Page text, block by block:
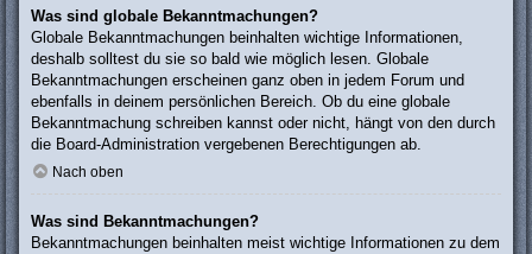
Was sind globale Bekanntmachungen?
Globale Bekanntmachungen beinhalten wichtige Informationen,
deshalb solltest du sie so bald wie möglich lesen. Globale
Bekanntmachungen erscheinen ganz oben in jedem Forum und
ebenfalls in deinem persönlichen Bereich. Ob du eine globale
Bekanntmachung schreiben kannst oder nicht, hängt von den durch
die Board-Administration vergebenen Berechtigungen ab.
Nach oben
Was sind Bekanntmachungen?
Bekanntmachungen beinhalten meist wichtige Informationen zu dem